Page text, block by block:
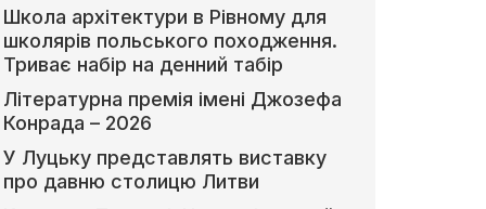
Школа архітектури в Рівному для
школярів польського походження.
Триває набір на денний табір
Літературна премія імені Джозефа
Конрада – 2026
У Луцьку представлять виставку
про давню столицю Литви